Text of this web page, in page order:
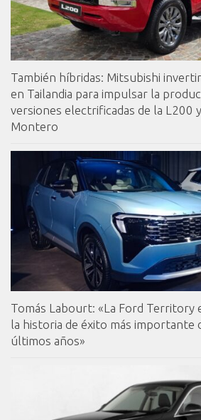
También híbridas: Mitsubishi
en Tailandia para impulsar la
versiones electrificadas de la L200
Montero
Tomás Labourt: «La Ford Territory
la historia de éxito más importante
últimos años»